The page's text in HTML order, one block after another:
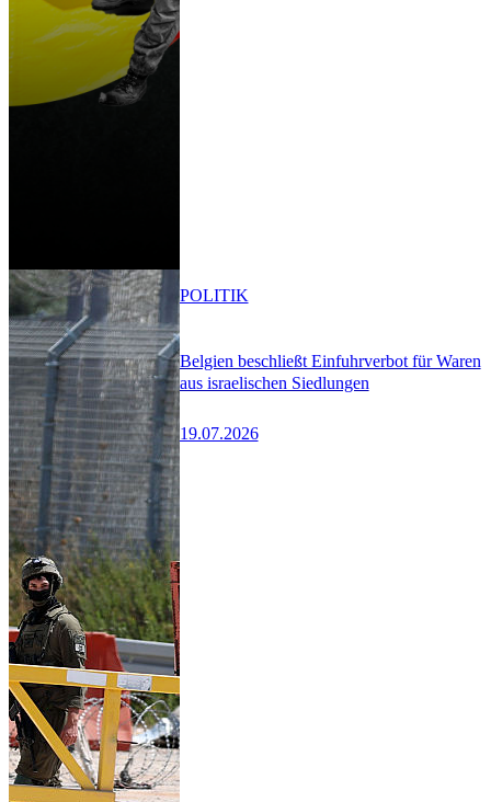
Belgien beschließt Einfuhrverbot für Waren
aus israelischen Siedlungen
19.07.2026
POLITIK